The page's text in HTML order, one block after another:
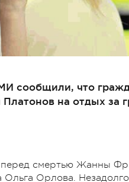
сообщили, что
на отдых за
смертью Жанны
Ольга Орлова.